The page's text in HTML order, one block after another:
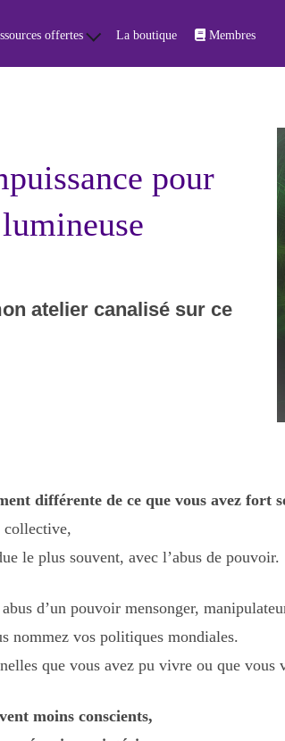
offertes La boutique Membres
pour
atelier canalisé sur ce
différente de ce que vous avez fort
collective,
le plus souvent, avec l’abus de pouvoir.
d’un pouvoir mensonger,
nommez vos politiques mondiales.
que vous avez pu vivre ou que vous
moins conscients,